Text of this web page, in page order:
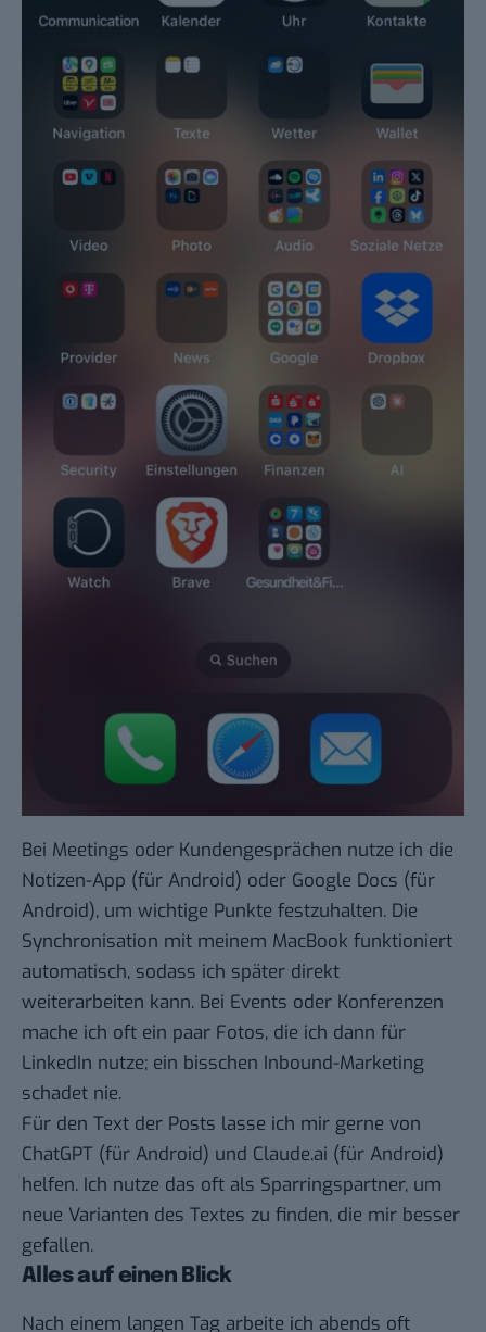
Bei Meetings oder Kundengesprächen nutze ich die
Notizen-App (für Android) oder Google Docs (für
Android), um wichtige Punkte festzuhalten. Die
Synchronisation mit meinem MacBook funktioniert
automatisch, sodass ich später direkt
weiterarbeiten kann. Bei Events oder Konferenzen
mache ich oft ein paar Fotos, die ich dann für
LinkedIn nutze; ein bisschen Inbound-Marketing
schadet nie.
Für den Text der Posts lasse ich mir gerne von
ChatGPT (für Android) und Claude.ai (für Android)
helfen. Ich nutze das oft als Sparringspartner, um
neue Varianten des Textes zu finden, die mir besser
gefallen.
Alles auf einen Blick
Nach einem langen Tag arbeite ich abends oft